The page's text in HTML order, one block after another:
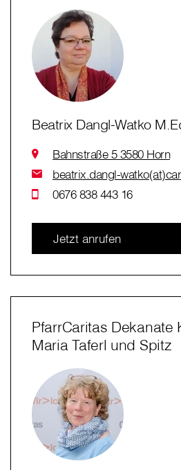
Beatrix Dangl-Watko
Bahnstraße 5 3580 Horn
beatrix.dangl-
0676 838 443 16
Jetzt anrufen
PfarrCaritas Dekanate
Maria Taferl und Spitz